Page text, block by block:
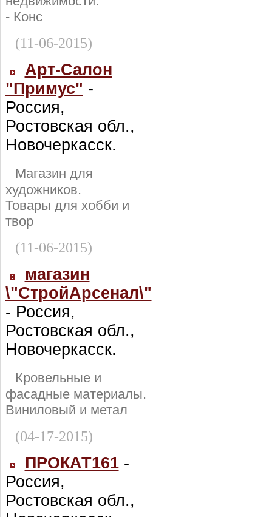
- Конс
(11-06-2015)
Арт-Салон
"Примус" -
Россия,
Ростовская обл.,
Новочеркасск.
Магазин для
художников.
Товары для хобби и
твор
(11-06-2015)
магазин
\"СтройАрсенал\"
- Россия,
Ростовская обл.,
Новочеркасск.
Кровельные и
фасадные материалы.
Виниловый и метал
(04-17-2015)
ПРОКАТ161-
Россия,
Ростовская обл.,